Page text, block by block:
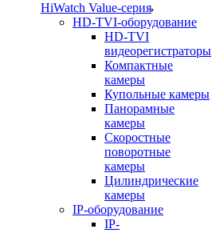
HiWatch Value-серия
HD-TVI-оборудование
HD-TVI
видеорегистраторы
Компактные
камеры
Купольные камеры
Панорамные
камеры
Скоростные
поворотные
камеры
Цилиндрические
камеры
IP-оборудование
IP-